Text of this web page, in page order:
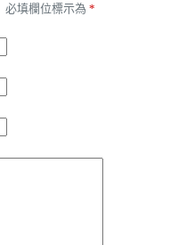
必填欄位標示為 *